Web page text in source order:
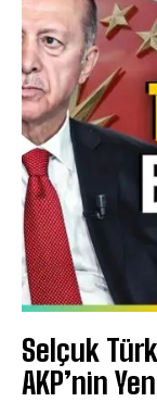
Selçuk
AKP’nin